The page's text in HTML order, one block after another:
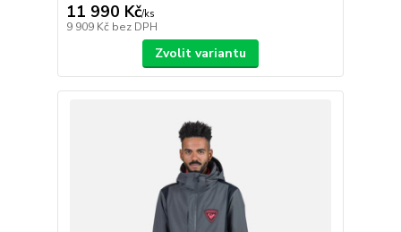
11 990 Kč/ks
9 909 Kč bez DPH
Zvolit variantu